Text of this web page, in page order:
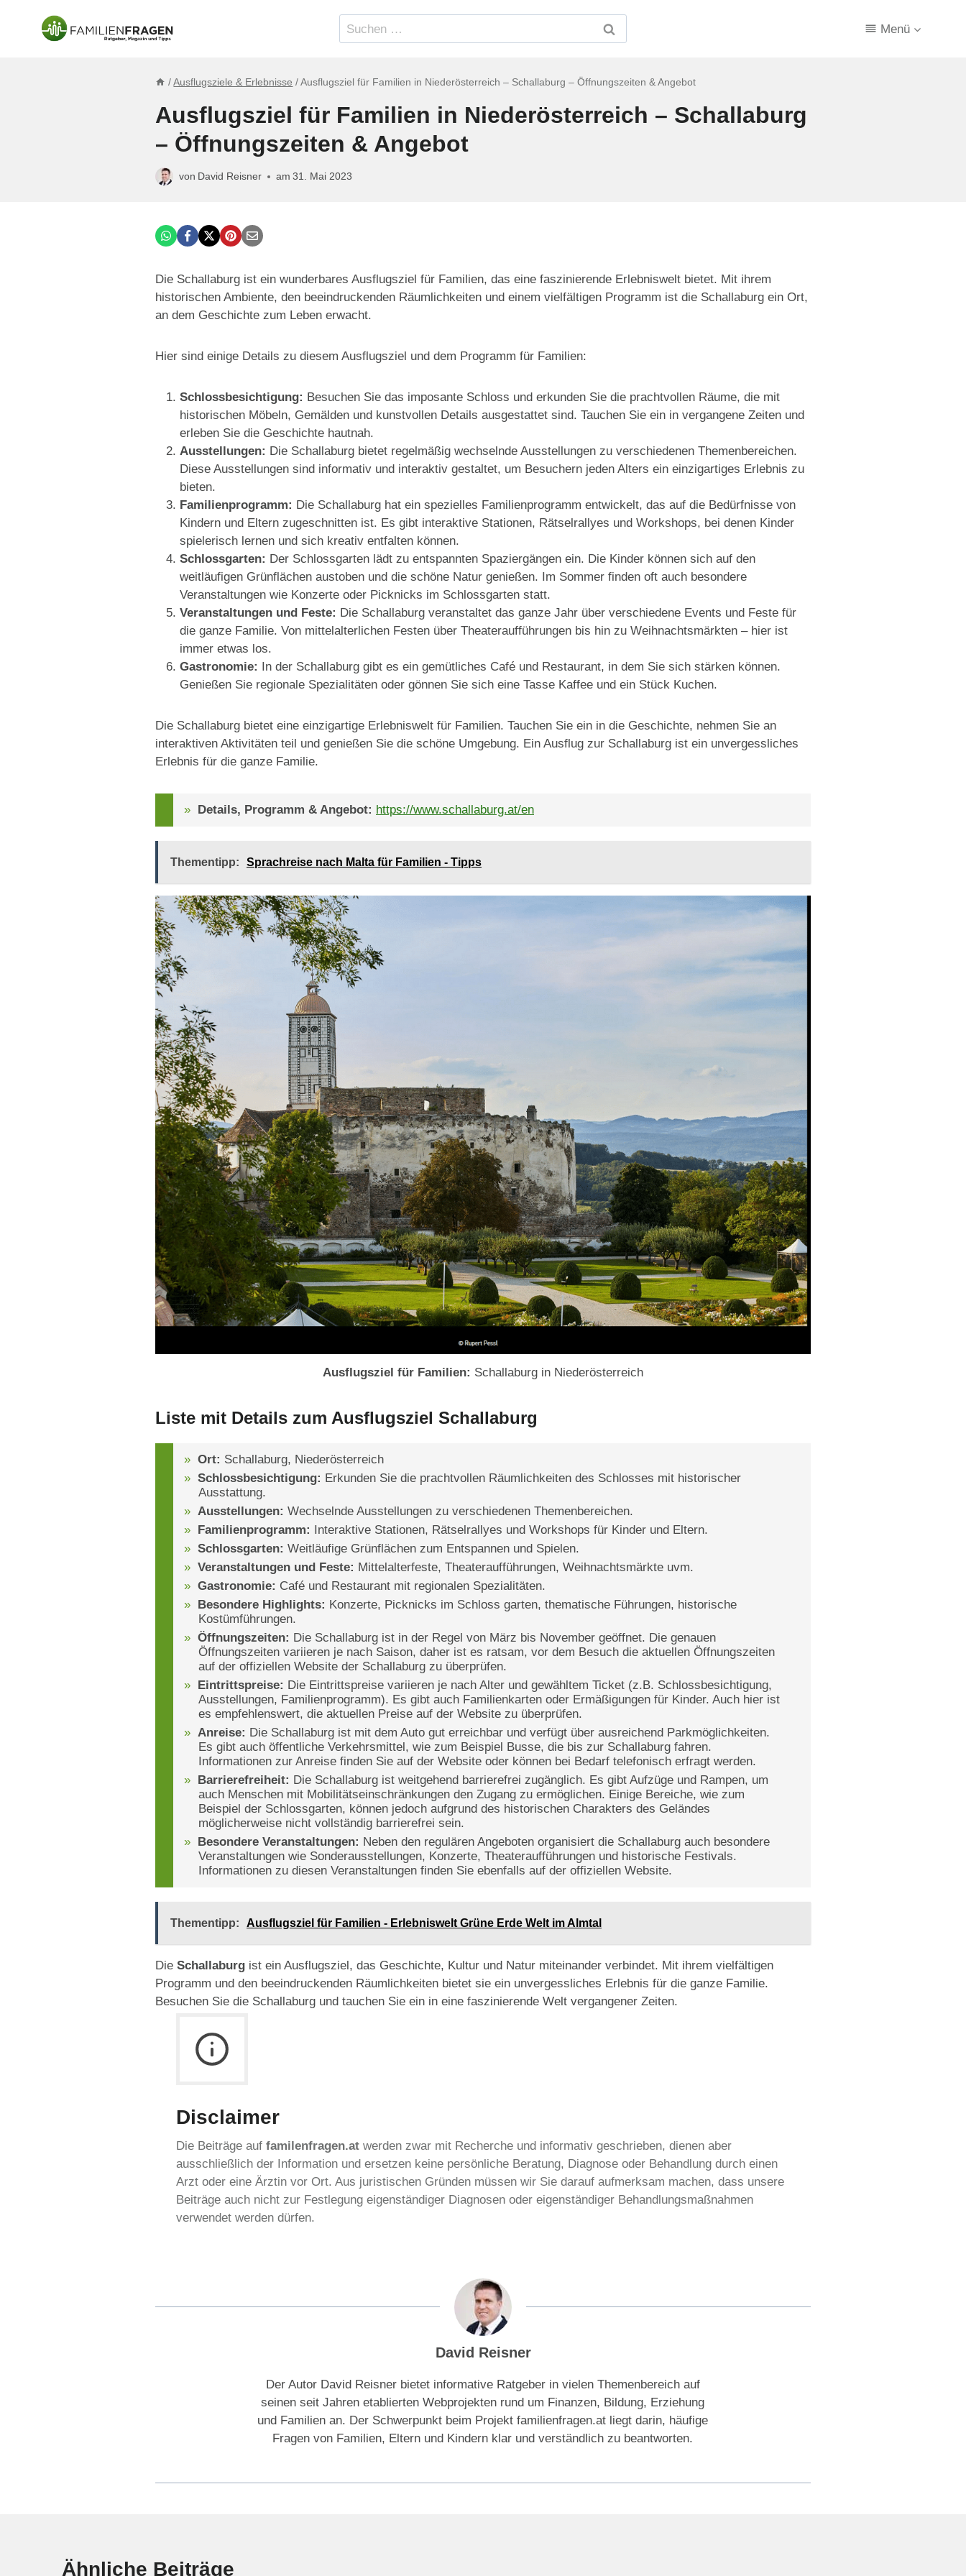
Suchen
nach:
Menü
/ Ausflugsziele & Erlebnisse / Ausflugsziel für Familien in Niederösterreich – Schallaburg – Öffnungszeiten & Angebot
Ausflugsziel für Familien in Niederösterreich – Schallaburg
– Öffnungszeiten & Angebot
von David Reisner am 31. Mai 2023
Die Schallaburg ist ein wunderbares Ausflugsziel für Familien, das eine faszinierende Erlebniswelt bietet. Mit ihrem
historischen Ambiente, den beeindruckenden Räumlichkeiten und einem vielfältigen Programm ist die Schallaburg ein Ort,
an dem Geschichte zum Leben erwacht.
Hier sind einige Details zu diesem Ausflugsziel und dem Programm für Familien:
Schlossbesichtigung: Besuchen Sie das imposante Schloss und erkunden Sie die prachtvollen Räume, die mit
historischen Möbeln, Gemälden und kunstvollen Details ausgestattet sind. Tauchen Sie ein in vergangene Zeiten und
erleben Sie die Geschichte hautnah.
Ausstellungen: Die Schallaburg bietet regelmäßig wechselnde Ausstellungen zu verschiedenen Themenbereichen.
Diese Ausstellungen sind informativ und interaktiv gestaltet, um Besuchern jeden Alters ein einzigartiges Erlebnis zu
bieten.
Familienprogramm: Die Schallaburg hat ein spezielles Familienprogramm entwickelt, das auf die Bedürfnisse von
Kindern und Eltern zugeschnitten ist. Es gibt interaktive Stationen, Rätselrallyes und Workshops, bei denen Kinder
spielerisch lernen und sich kreativ entfalten können.
Schlossgarten: Der Schlossgarten lädt zu entspannten Spaziergängen ein. Die Kinder können sich auf den
weitläufigen Grünflächen austoben und die schöne Natur genießen. Im Sommer finden oft auch besondere
Veranstaltungen wie Konzerte oder Picknicks im Schlossgarten statt.
Veranstaltungen und Feste: Die Schallaburg veranstaltet das ganze Jahr über verschiedene Events und Feste für
die ganze Familie. Von mittelalterlichen Festen über Theateraufführungen bis hin zu Weihnachtsmärkten – hier ist
immer etwas los.
Gastronomie: In der Schallaburg gibt es ein gemütliches Café und Restaurant, in dem Sie sich stärken können.
Genießen Sie regionale Spezialitäten oder gönnen Sie sich eine Tasse Kaffee und ein Stück Kuchen.
Die Schallaburg bietet eine einzigartige Erlebniswelt für Familien. Tauchen Sie ein in die Geschichte, nehmen Sie an
interaktiven Aktivitäten teil und genießen Sie die schöne Umgebung. Ein Ausflug zur Schallaburg ist ein unvergessliches
Erlebnis für die ganze Familie.
Details, Programm & Angebot: https://www.schallaburg.at/en
Thementipp: Sprachreise nach Malta für Familien - Tipps
Ausflugsziel für Familien: Schallaburg in Niederösterreich
Liste mit Details zum Ausflugsziel Schallaburg
Ort: Schallaburg, Niederösterreich
Schlossbesichtigung: Erkunden Sie die prachtvollen Räumlichkeiten des Schlosses mit historischer
Ausstattung.
Ausstellungen: Wechselnde Ausstellungen zu verschiedenen Themenbereichen.
Familienprogramm:
Interaktive Stationen, Rätselrallyes und Workshops für Kinder und Eltern.
Schlossgarten: Weitläufige Grünflächen zum Entspannen und Spielen.
Veranstaltungen und Feste: Mittelalterfeste, Theateraufführungen, Weihnachtsmärkte uvm.
Gastronomie: Café und Restaurant mit regionalen Spezialitäten.
Besondere Highlights: Konzerte, Picknicks im Schloss garten, thematische Führungen, historische
Kostümführungen.
Öffnungszeiten: Die Schallaburg ist in der Regel von März bis November geöffnet. Die genauen
Öffnungszeiten variieren je nach Saison, daher ist es ratsam, vor dem Besuch die aktuellen Öffnungszeiten
auf der offiziellen Website der Schallaburg zu überprüfen.
Eintrittspreise: Die Eintrittspreise variieren je nach Alter und gewähltem Ticket (z.B. Schlossbesichtigung,
Ausstellungen, Familienprogramm). Es gibt auch Familienkarten oder Ermäßigungen für Kinder. Auch hier ist
es empfehlenswert, die aktuellen Preise auf der Website zu überprüfen.
Anreise: Die Schallaburg ist mit dem Auto gut erreichbar und verfügt über ausreichend Parkmöglichkeiten.
Es gibt auch öffentliche Verkehrsmittel, wie zum Beispiel Busse, die bis zur Schallaburg fahren.
Informationen zur Anreise finden Sie auf der Website oder können bei Bedarf telefonisch erfragt werden.
Barrierefreiheit: Die Schallaburg ist weitgehend barrierefrei zugänglich. Es gibt Aufzüge und Rampen, um
auch Menschen mit Mobilitätseinschränkungen den Zugang zu ermöglichen. Einige Bereiche, wie zum
Beispiel der Schlossgarten, können jedoch aufgrund des historischen Charakters des Geländes
möglicherweise nicht vollständig barrierefrei sein.
Besondere Veranstaltungen: Neben den regulären Angeboten organisiert die Schallaburg auch besondere
Veranstaltungen wie Sonderausstellungen, Konzerte, Theateraufführungen und historische Festivals.
Informationen zu diesen Veranstaltungen finden Sie ebenfalls auf der offiziellen Website.
Thementipp: Ausflugsziel für Familien - Erlebniswelt Grüne Erde Welt im Almtal
Die Schallaburg ist ein Ausflugsziel, das Geschichte, Kultur und Natur miteinander verbindet. Mit ihrem vielfältigen
Programm und den beeindruckenden Räumlichkeiten bietet sie ein unvergessliches Erlebnis für die ganze Familie.
Besuchen Sie die Schallaburg und tauchen Sie ein in eine faszinierende Welt vergangener Zeiten.
Disclaimer
Die Beiträge auf familenfragen.at werden zwar mit Recherche und informativ geschrieben, dienen aber
ausschließlich der Information und ersetzen keine persönliche Beratung, Diagnose oder Behandlung durch einen
Arzt oder eine Ärztin vor Ort. Aus juristischen Gründen müssen wir Sie darauf aufmerksam machen, dass unsere
Beiträge auch nicht zur Festlegung eigenständiger Diagnosen oder eigenständiger Behandlungsmaßnahmen
verwendet werden dürfen.
David Reisner
Der Autor David Reisner bietet informative Ratgeber in vielen Themenbereich auf
seinen seit Jahren etablierten Webprojekten rund um Finanzen, Bildung, Erziehung
und Familien an. Der Schwerpunkt beim Projekt familienfragen.at liegt darin, häufige
Fragen von Familien, Eltern und Kindern klar und verständlich zu beantworten.
Ähnliche Beiträge